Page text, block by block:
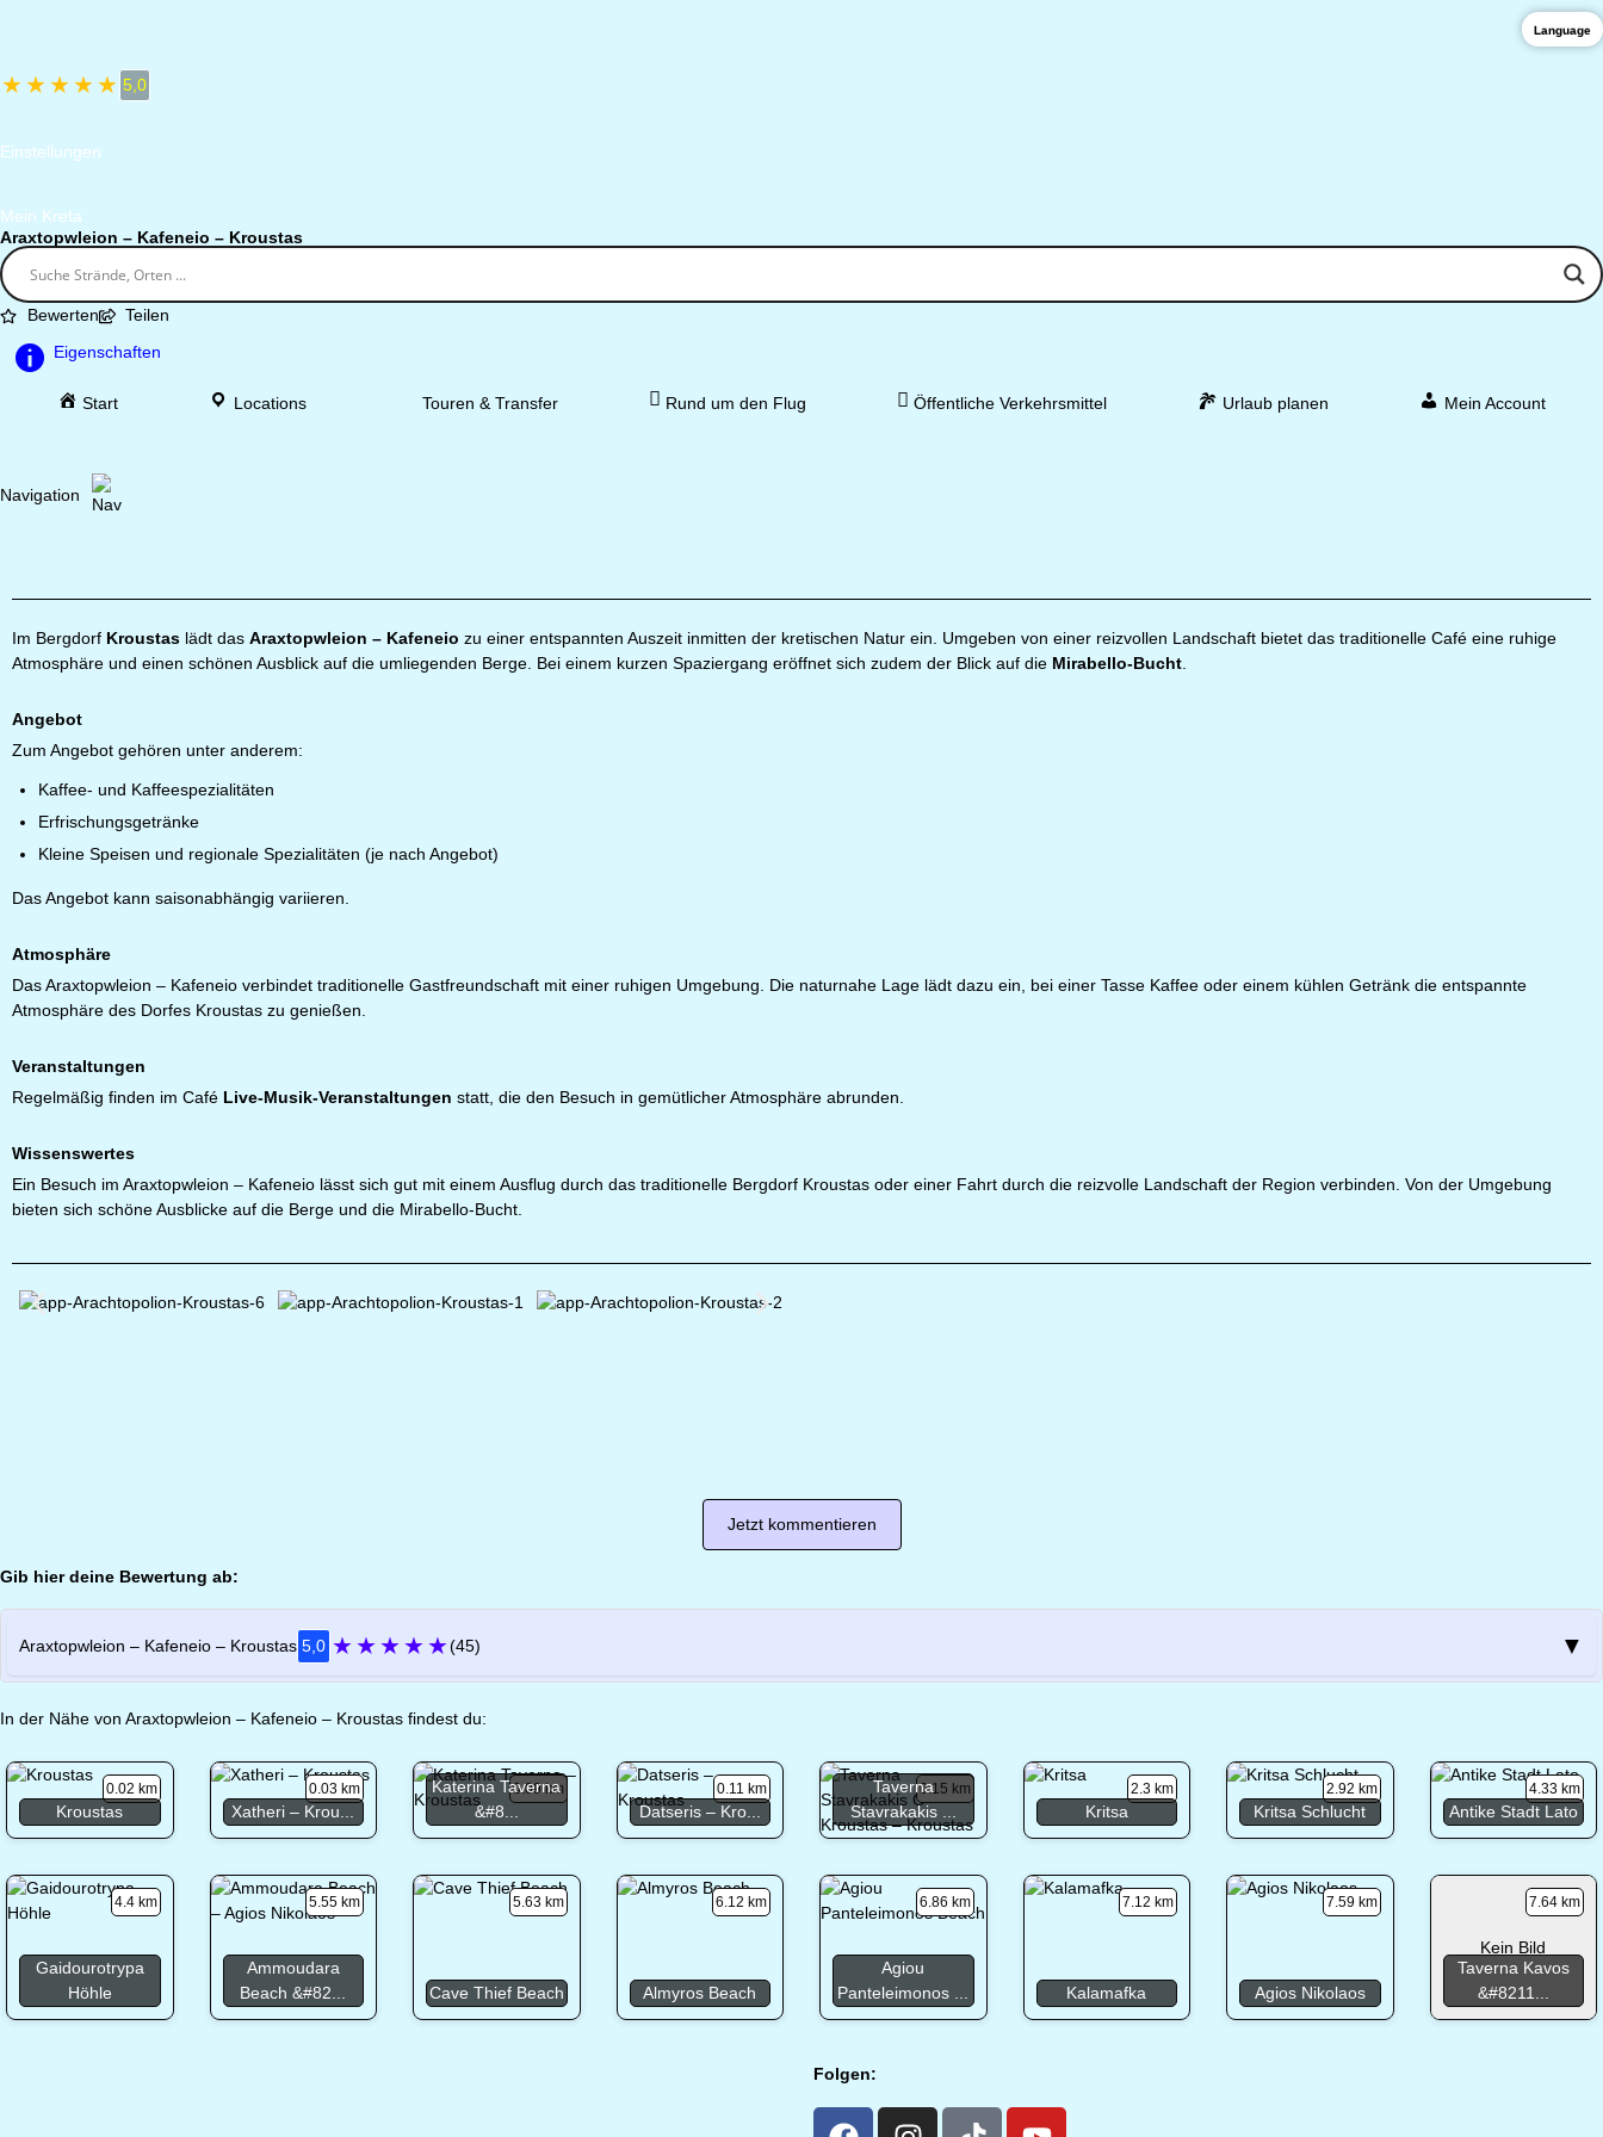
★★★★★ 5,0
Einstellungen
Mein Kreta
Araxtopwleion – Kafeneio – Kroustas
Bewerten
Teilen
Eigenschaften
Start Locations Touren & Transfer Rund um den Flug Öffentliche Verkehrsmittel Urlaub planen Mein Account
Navigation
Im Bergdorf Kroustas lädt das Araxtopwleion – Kafeneio zu einer entspannten Auszeit inmitten der kretischen Natur ein. Umgeben von einer reizvollen Landschaft bietet das traditionelle Café eine ruhige
Atmosphäre und einen schönen Ausblick auf die umliegenden Berge. Bei einem kurzen Spaziergang eröffnet sich zudem der Blick auf die Mirabello-Bucht
Angebot
Zum Angebot gehören unter anderem:
Kaffee- und Kaffeespezialitäten
Erfrischungsgetränke
Kleine Speisen und regionale Spezialitäten (je nach Angebot)
Das Angebot kann saisonabhängig variieren.
Atmosphäre
Das Araxtopwleion – Kafeneio verbindet traditionelle Gastfreundschaft mit einer ruhigen Umgebung. Die naturnahe Lage lädt dazu ein, bei einer Tasse Kaffee oder einem kühlen Getränk die entspannte
Atmosphäre des Dorfes Kroustas zu genießen.
Veranstaltungen
Regelmäßig finden im Café Live-Musik-Veranstaltungen statt, die den Besuch in gemütlicher Atmosphäre abrunden.
Wissenswertes
Ein Besuch im Araxtopwleion – Kafeneio lässt sich gut mit einem Ausflug durch das traditionelle Bergdorf Kroustas oder einer Fahrt durch die reizvolle Landschaft der Region verbinden. Von der Umgebung
bieten sich schöne Ausblicke auf die Berge und die Mirabello-Bucht.
Jetzt kommentieren
Gib hier deine Bewertung ab:
Araxtopwleion – Kafeneio – Kroustas 5,0 ★★★★★(45) ▼
In der Nähe von Araxtopwleion – Kafeneio – Kroustas findest du:
0.02 km
Kroustas
0.03 km
Xatheri – Krou...
0.09 km
Katerina Taverna
&#8...
0.11 km
Datseris – Kro...
0.15 km
Taverna
Stavrakakis ...
2.3 km
Kritsa
2.92 km
Kritsa Schlucht
4.33 km
Antike Stadt Lato
4.4 km
Gaidourotrypa
Höhle
5.55 km
Ammoudara
Beach &#82...
5.63 km
Cave Thief Beach
6.12 km
Almyros Beach
6.86 km
Agiou
Panteleimonos ...
7.12 km
Kalamafka
7.59 km
Agios Nikolaos
Kein Bild
7.64 km
Taverna Kavos
&#8211...
Folgen:
Language